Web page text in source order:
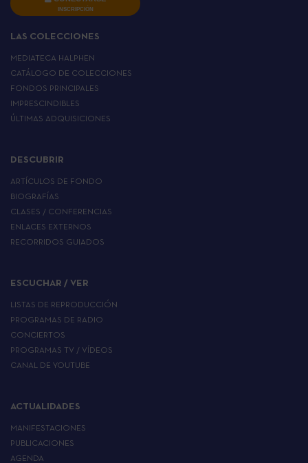
INSCRIPCIÓN
LAS COLECCIONES
MEDIATECA HALPHEN
CATÁLOGO DE COLECCIONES
FONDOS PRINCIPALES
IMPRESCINDIBLES
ÚLTIMAS ADQUISICIONES
DESCUBRIR
ARTÍCULOS DE FONDO
BIOGRAFÍAS
CLASES / CONFERENCIAS
ENLACES EXTERNOS
RECORRIDOS GUIADOS
ESCUCHAR / VER
LISTAS DE REPRODUCCIÓN
PROGRAMAS DE RADIO
CONCIERTOS
PROGRAMAS TV / VÍDEOS
CANAL DE YOUTUBE
ACTUALIDADES
MANIFESTACIONES
PUBLICACIONES
AGENDA